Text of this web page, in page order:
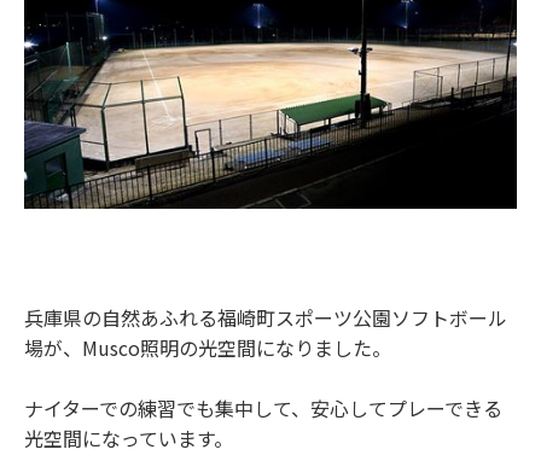
兵庫県の自然あふれる福崎町スポーツ公園ソフトボール
場が、Musco照明の光空間になりました。
ナイターでの練習でも集中して、安心してプレーできる
光空間になっています。